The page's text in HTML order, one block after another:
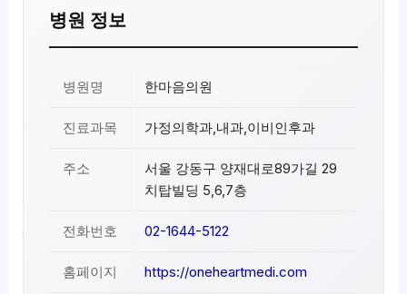
병원 정보
병원명 한마음의원
진료과목 가정의학과,내과,이비인후과
주소
서울 강동구 양재대로89가길 29
치탑빌딩 5,6,7층
전화번호 02-1644-5122
홈페이지 https://oneheartmedi.com